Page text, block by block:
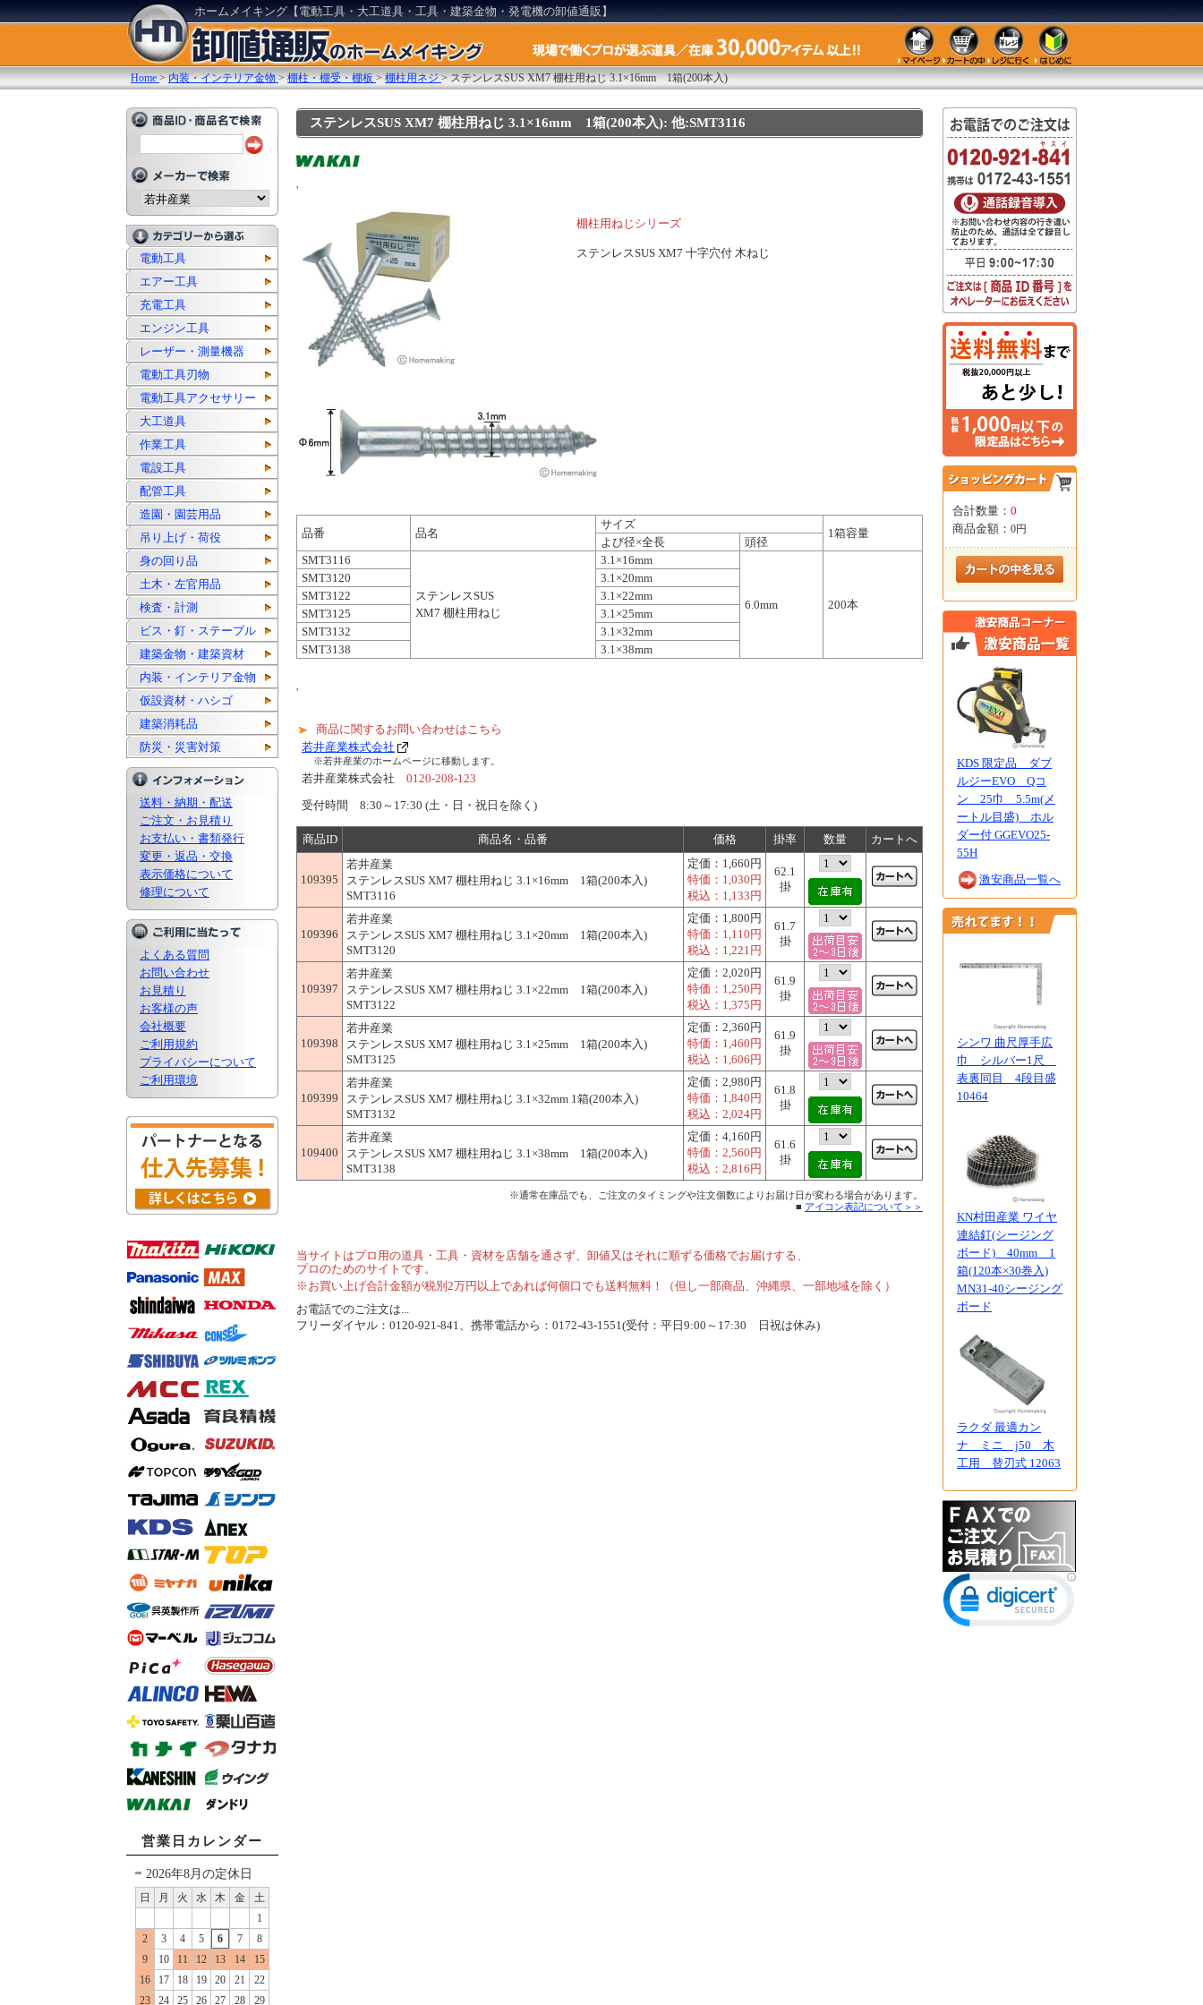
ホームメイキング【電動工具・大工道具・工具・建築金物・発電機の卸値通販】
Home >内装・インテリア金物 >棚柱・棚受・棚板 >棚柱用ネジ >ステンレスSUS XM7 棚柱用ねじ 3.1×16mm 1箱(200本入)
電動工具
エアー工具
充電工具
エンジン工具
レーザー・測量機器
電動工具刃物
電動工具アクセサリー
大工道具
作業工具
電設工具
配管工具
造園・園芸用品
吊り上げ・荷役
身の回り品
土木・左官用品
検査・計測
ビス・釘・ステープル
建築金物・建築資材
内装・インテリア金物
仮設資材・ハシゴ
建築消耗品
防災・災害対策
送料・納期・配送
ご注文・お見積り
お支払い・書類発行
変更・返品・交換
表示価格について
修理について
よくある質問
お問い合わせ
お見積り
お客様の声
会社概要
ご利用規約
プライバシーについて
ご利用環境
営業日カレンダー
2026年8月の定休日
日 月 火 水 木 金
土
1
2
3 4 5 6 7
8
9
10 11 12 13 14
15
16
17 18 19 20 21
22
23
24 25 26 27 28 29
ステンレスSUS XM7 棚柱用ねじ 3.1×16mm 1箱(200本入): 他:SMT3116
'
棚柱用ねじシリーズ
ステンレスSUS XM7 十字穴付 木ねじ
品番 品名
サイズ
1箱容量
よび径×全長
頭径
SMT3116
ステンレスSUS
XM7 棚柱用ねじ
3.1×16mm
6.0mm 200本
SMT3120
3.1×20mm
SMT3122
3.1×22mm
SMT3125
3.1×25mm
SMT3132
3.1×32mm
SMT3138
3.1×38mm
'
商品に関するお問い合わせはこちら
若井産業株式会社
※若井産業のホームページに移動します。
若井産業株式会社 0120-208-123
受付時間 8:30～17:30 (土・日・祝日を除く)
商品ID 商品名・品番 価格 掛率 数量 カートへ
109395
若井産業
ステンレスSUS XM7 棚柱用ねじ 3.1×16mm 1箱(200本入)
SMT3116
定価： 1,660円
特価： 1,030円
税込： 1,133円
62.1
掛
109396
若井産業
ステンレスSUS XM7 棚柱用ねじ 3.1×20mm 1箱(200本入)
SMT3120
定価： 1,800円
特価： 1,110円
税込： 1,221円
61.7
掛
109397
若井産業
ステンレスSUS XM7 棚柱用ねじ 3.1×22mm 1箱(200本入)
SMT3122
定価： 2,020円
特価： 1,250円
税込： 1,375円
61.9
掛
109398
若井産業
ステンレスSUS XM7 棚柱用ねじ 3.1×25mm 1箱(200本入)
SMT3125
定価： 2,360円
特価： 1,460円
税込： 1,606円
61.9
掛
109399
若井産業
ステンレスSUS XM7 棚柱用ねじ 3.1×32mm 1箱(200本入)
SMT3132
定価： 2,980円
特価： 1,840円
税込： 2,024円
61.8
掛
109400
若井産業
ステンレスSUS XM7 棚柱用ねじ 3.1×38mm 1箱(200本入)
SMT3138
定価： 4,160円
特価： 2,560円
税込： 2,816円
61.6
掛
※通常在庫品でも、ご注文のタイミングや注文個数によりお届け日が変わる場合があります。
■ アイコン表記について＞＞
当サイトはプロ用の道具・工具・資材を店舗を通さず、卸値又はそれに順ずる価格でお届けする、
プロのためのサイトです。
※お買い上げ合計金額が税別2万円以上であれば何個口でも送料無料！（但し一部商品、沖縄県、一部地域を除く）
お電話でのご注文は...
フリーダイヤル：0120-921-841、携帯電話から：0172-43-1551(受付：平日9:00～17:30 日祝は休み)
合計数量： 0
商品金額： 0円
KDS 限定品 ダブ
ルジーEVO Qコ
ン 25巾 5.5m(メ
ートル目盛) ホル
ダー付 GGEVO25-
55H
激安商品一覧へ
シンワ 曲尺厚手広
巾 シルバー1尺
表裏同目 4段目盛
10464
KN村田産業 ワイヤ
連結釘(シージング
ボード) 40mm 1
箱(120本×30巻入)
MN31-40シージング
ボード
ラクダ 最適カン
ナ ミニ j50 木
工用 替刃式 12063